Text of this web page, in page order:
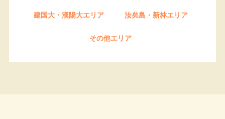
建国大・漢陽大エリア 汝矣島・新林エリア
その他エリア